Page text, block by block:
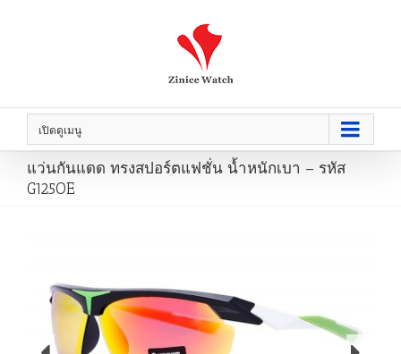
เปิดดูเมนู
แว่นกันแดด ทรงสปอร์ตแฟชั่น น้ำหนักเบา – รหัส
G125OE